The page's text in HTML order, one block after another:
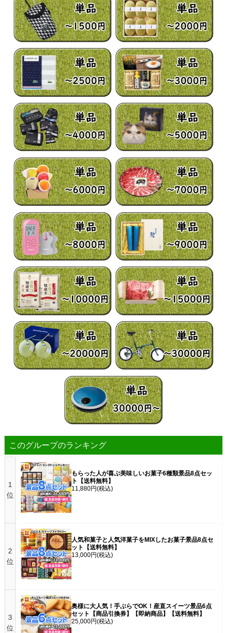
このグループのランキング
1
位
もらった人が喜ぶ美味しいお菓子6種類景品8点セッ
ト【送料無料】
11,880円(税込)
2
位
人気和菓子と人気洋菓子をMIXしたお菓子景品8点セ
ット【送料無料】
13,000円(税込)
3
位
奥様に大人気！手ぶらでOK！産直スイーツ景品6点
セット【商品引換券】【即納商品】【送料無料】
25,000円(税込)